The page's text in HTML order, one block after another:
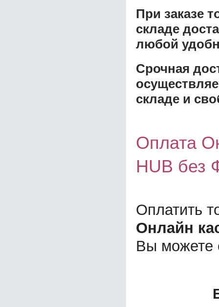
При заказе
складе
любой
Срочная
складе и
Оплата
HUB без
Оплатить
Онлайн
Вы можете